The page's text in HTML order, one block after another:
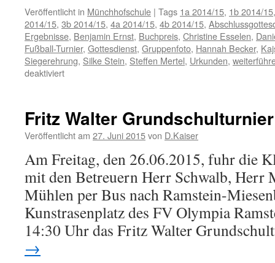
Veröffentlicht in Münchhofschule | Tags 1a 2014/15, 1b 2014/15
2014/15, 3b 2014/15, 4a 2014/15, 4b 2014/15,
Ergebnisse, Benjamin Ernst, Buchpreis, Christine Esselen,
Fußball-Turnier, Gottesdienst, Gruppenfoto, Hannah Becker,
Siegerehrung, Silke Stein, Steffen Mertel, Urkunden,
deaktiviertfür
Fritz Walter
Veröffentlicht am 27. Juni 2015von D.Kaiser
Am Freitag, den 26.06.2015, fuhr die
mit den Betreuern Herr Schwalb, Herr
Mühlen per Bus nach Ramstein-
Kunstrasenplatz des FV Olympia
14:30 Uhr das Fritz Walter
→